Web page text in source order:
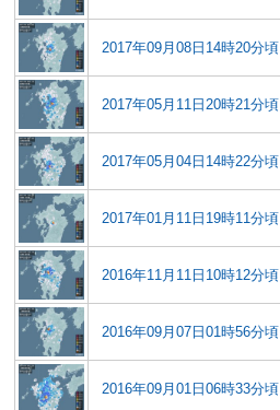
2017年09月08日14時20分頃
2017年05月11日20時21分頃
2017年05月04日14時22分頃
2017年01月11日19時11分頃
2016年11月11日10時12分頃
2016年09月07日01時56分頃
2016年09月01日06時33分頃